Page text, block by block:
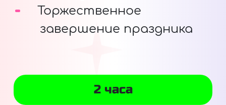
Торжественное
завершение праздника
2 часа